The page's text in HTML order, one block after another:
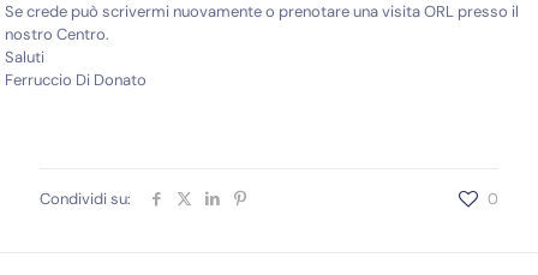
Se crede può scrivermi nuovamente o prenotare una visita ORL presso il
nostro Centro.
Saluti
Ferruccio Di Donato
Condividi su: 0